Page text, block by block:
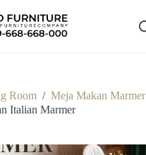
Room / Meja Makan Marmer
Italian Marmer